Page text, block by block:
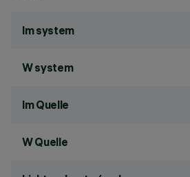
lm system
W system
lm Quelle
W Quelle